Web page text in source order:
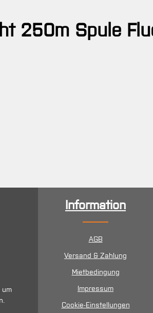
250m Spule
Information
AGB
Versand & Zahlung
Mietbedingung
Impressum
Cookie-Einstellungen